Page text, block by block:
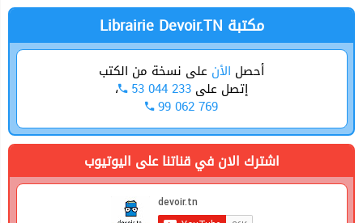
Librairie Devoir.TN مكتبة
أحصل الأن على نسخة من الكتب
إتصل على 53 044 233 ،
99 062 769
اشترك الان في قناتنا على اليوتيوب